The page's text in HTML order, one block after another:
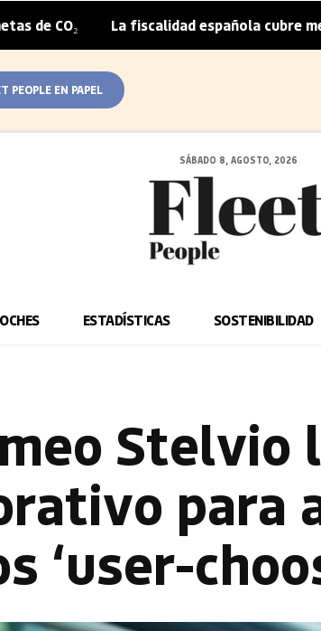
| La fiscalidad española cubre menos de la
PEOPLE EN PAPEL
SÁBADO 8, AGOSTO, 2026
ESTADÍSTICAS SOSTENIBILIDAD
Stelvio
para
‘user-